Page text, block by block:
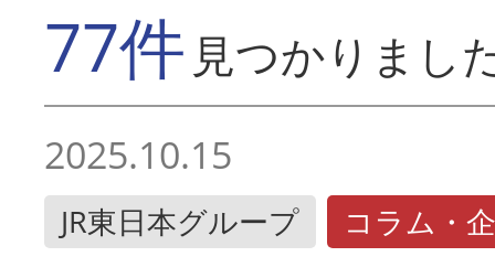
77件 見つかりまし
2025.10.15
JR東日本グループ コラム・